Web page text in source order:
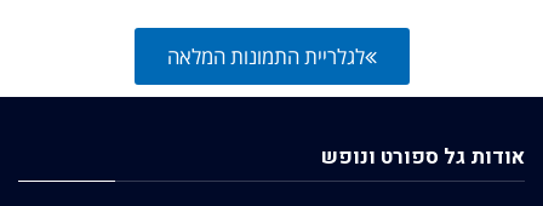
לגלריית התמונות המלאה
אודות גל ספורט ונופש